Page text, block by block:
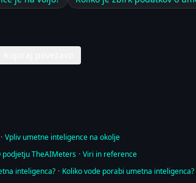
· Vpliv umetne inteligence na okolje
podjetju TheAIMeters · Viri in reference
inteligenca? · Koliko vode porabi umetna inteligenca?